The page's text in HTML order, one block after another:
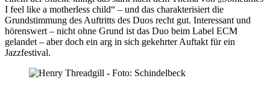
I feel like a motherless child“ – und das charakterisiert die
Grundstimmung des Auftritts des Duos recht gut. Interessant und
hörenswert – nicht ohne Grund ist das Duo beim Label ECM
gelandet – aber doch ein arg in sich gekehrter Auftakt für ein
Jazzfestival.